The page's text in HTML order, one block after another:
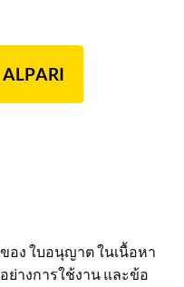
อง ใบอนุญาต ในเนื้อหา
างการใช้งาน และข้อ